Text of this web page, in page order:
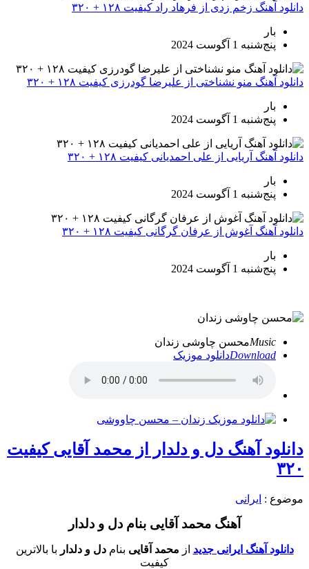
دانلود آهنگ زخم زدی از فرهاد راد کیفیت ۱۲۸ + ۳۲۰
بار
پنج‌شنبه 1 آگوست 2024
دانلود آهنگ منو نشناختی از علیرضا گودرزی کیفیت ۱۲۸ + ۳۲۰
بار
پنج‌شنبه 1 آگوست 2024
دانلود آهنگ آریایی از علی احمدیانی کیفیت ۱۲۸ + ۳۲۰
بار
پنج‌شنبه 1 آگوست 2024
دانلود آهنگ آغوش از عرفان گرگانی کیفیت ۱۲۸ + ۳۲۰
بار
پنج‌شنبه 1 آگوست 2024
Musicمحسن چاوشی زندان
Downloadدانلود موزیک
دانلود آهنگ دل و دلدار از محمد آقایی کیفیت
۳۲۰
موضوع : ایرانی
آهنگ محمد آقایی بنام دل و دلدار
دانلود آهنگ ایرانی جدید از محمد آقایی بنامدل و دلدار با بالاترین
کیفیت